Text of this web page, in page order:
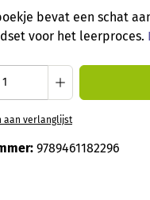
bevat een schat
voor het leerproces.
aan verlanglijst
9789461182296